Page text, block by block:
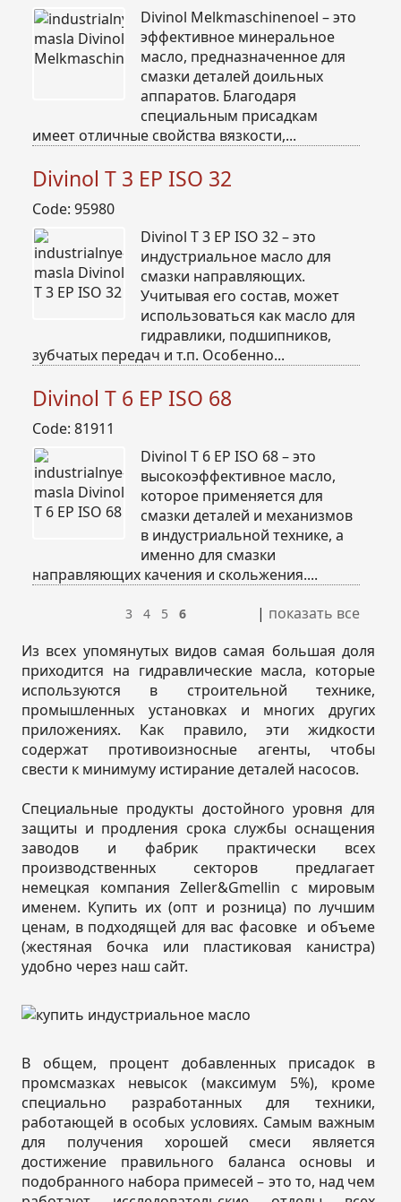
Divinol Melkmaschinenoel – это
эффективное минеральное
масло, предназначенное для
смазки деталей доильных
аппаратов. Благодаря
специальным присадкам
имеет отличные свойства вязкости,...
Divinol T 3 EP ISO 32
Code: 95980
Divinol T 3 EP ISO 32 – это
индустриальное масло для
смазки направляющих.
Учитывая его состав, может
использоваться как масло для
гидравлики, подшипников,
зубчатых передач и т.п. Особенно...
Divinol T 6 EP ISO 68
Code: 81911
Divinol T 6 EP ISO 68 – это
высокоэффективное масло,
которое применяется для
смазки деталей и механизмов
в индустриальной технике, а
именно для смазки
направляющих качения и скольжения....
3 4 5 6 | показать все
Из всех упомянутых видов самая большая доля
приходится на гидравлические масла, которые
используются в строительной технике,
промышленных установках и многих других
приложениях. Как правило, эти жидкости
содержат противоизносные агенты, чтобы
свести к минимуму истирание деталей насосов.
Специальные продукты достойного уровня для
защиты и продления срока службы оснащения
заводов и фабрик практически всех
производственных секторов предлагает
немецкая компания Zeller&Gmellin с мировым
именем. Купить их (опт и розница) по лучшим
ценам, в подходящей для вас фасовке и объеме
(жестяная бочка или пластиковая канистра)
удобно через наш сайт.
В общем, процент добавленных присадок в
промсмазках невысок (максимум 5%), кроме
специально разработанных для техники,
работающей в особых условиях. Самым важным
для получения хорошей смеси является
достижение правильного баланса основы и
подобранного набора примесей – это то, над чем